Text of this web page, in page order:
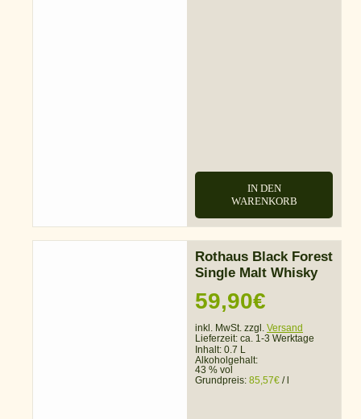
IN DEN
WARENKORB
Rothaus Black Forest
Single Malt Whisky
59,90€
inkl. MwSt. zzgl. Versand
Lieferzeit: ca. 1-3 Werktage
Inhalt: 0.7 L
Alkoholgehalt:
43 % vol
Grundpreis: 85,57€ /